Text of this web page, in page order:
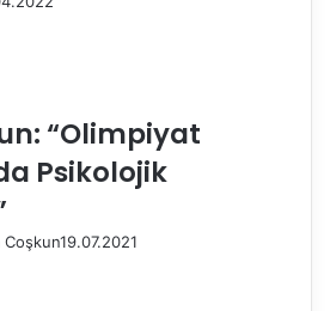
“Olimpiyat
Psikolojik
Coşkun19.07.2021